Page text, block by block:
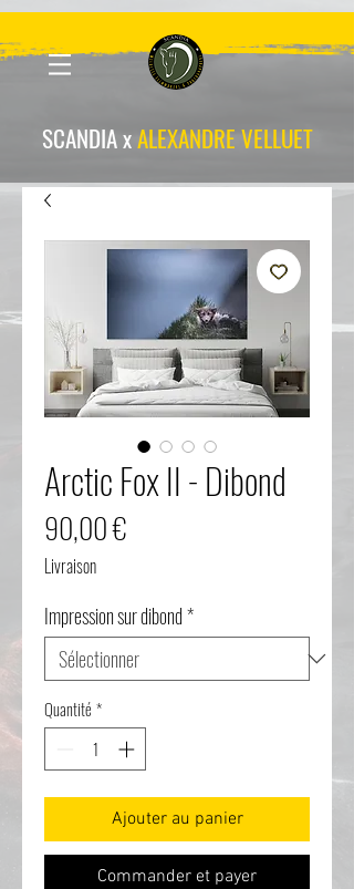
SCANDIA xALEXANDRE VELLUET
Arctic Fox II - Dibond
90,00 €
Livraison
Impression sur dibond*
Quantité *
Ajouter au panier
Commander et payer